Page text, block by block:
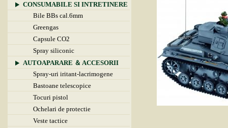
CONSUMABILE SI INTRETINERE
Bile BBs cal.6mm
Greengas
Capsule CO2
Spray siliconic
AUTOAPARARE ＆ ACCESORII
Spray-uri iritant-lacrimogene
Bastoane telescopice
Tocuri pistol
Ochelari de protectie
Veste tactice